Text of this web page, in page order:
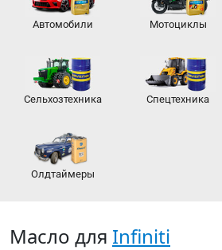
Автомобили Мотоциклы
Сельхозтехника Спецтехника
Олдтаймеры
Масло для Infiniti